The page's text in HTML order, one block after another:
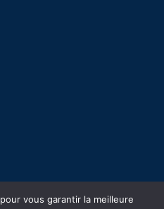
vous garantir la meilleure